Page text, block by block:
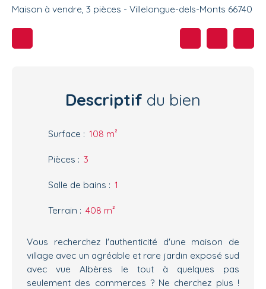
Maison à vendre, 3 pièces - Villelongue-dels-Monts 66740
Descriptif du bien
Surface : 108 m²
Pièces : 3
Salle de bains : 1
Terrain : 408 m²
Vous recherchez l'authenticité d'une maison de
village avec un agréable et rare jardin exposé sud
avec vue Albères le tout à quelques pas
seulement des commerces ? Ne cherchez plus !